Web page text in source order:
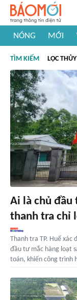
NÓNG MỚI
#Khám phá thế giới
TÌM KIẾM LỘC THỦY
Ai là chủ
thanh tra chỉ
Thanh tra TP. Huế xác
đầu tư mắc hàng loạt
toán, khiến công trình